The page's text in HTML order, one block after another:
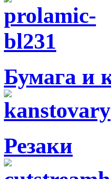
Бумага и
Резаки